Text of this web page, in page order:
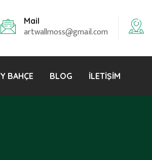
Mail
artwallmoss@gmail.com
BAHÇE BLOG İLETIŞIM